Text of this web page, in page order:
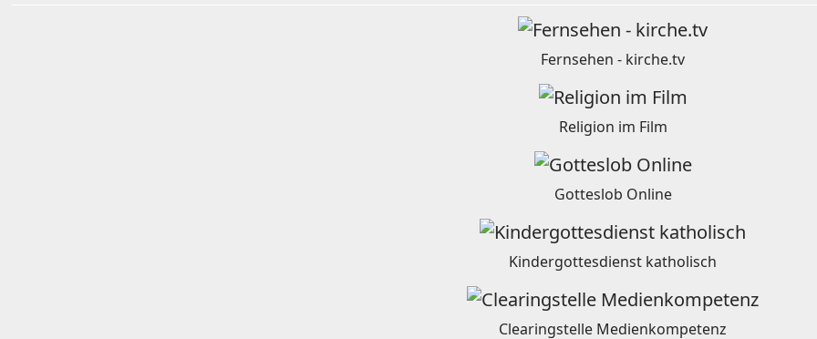
Fernsehen - kirche.tv
Religion im Film
Gotteslob Online
Kindergottesdienst katholisch
Clearingstelle Medienkompetenz